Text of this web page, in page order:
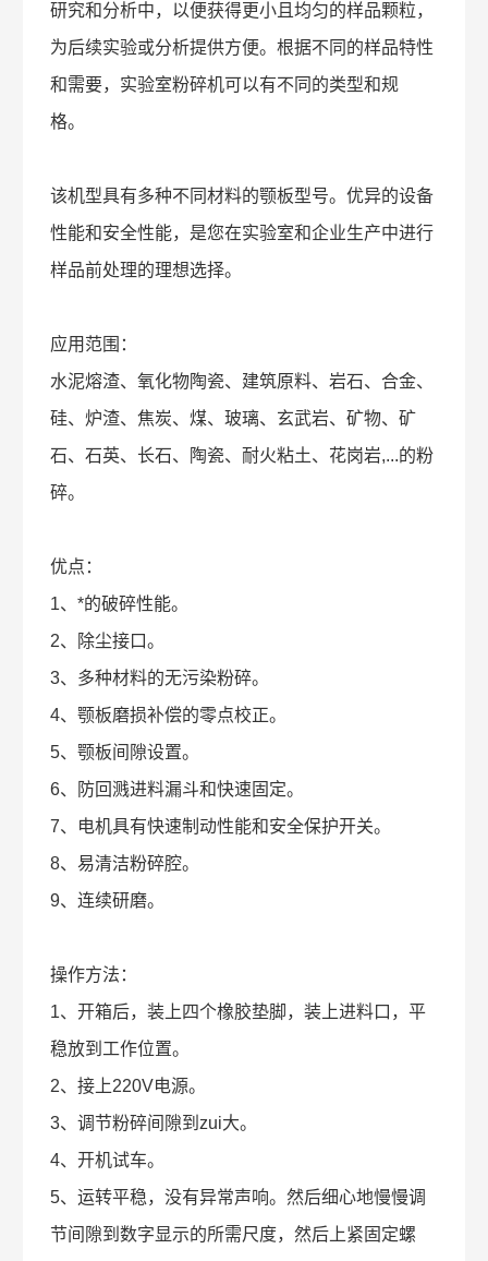
研究和分析中，以便获得更小且均匀的样品颗粒，
为后续实验或分析提供方便。根据不同的样品特性
和需要，实验室粉碎机可以有不同的类型和规
格。
该机型具有多种不同材料的颚板型号。优异的设备
性能和安全性能，是您在实验室和企业生产中进行
样品前处理的理想选择。
应用范围：
水泥熔渣、氧化物陶瓷、建筑原料、岩石、合金、
硅、炉渣、焦炭、煤、玻璃、玄武岩、矿物、矿
石、石英、长石、陶瓷、耐火粘土、花岗岩,...的粉
碎。
优点：
1、*的破碎性能。
2、除尘接口。
3、多种材料的无污染粉碎。
4、颚板磨损补偿的零点校正。
5、颚板间隙设置。
6、防回溅进料漏斗和快速固定。
7、电机具有快速制动性能和安全保护开关。
8、易清洁粉碎腔。
9、连续研磨。
操作方法：
1、开箱后，装上四个橡胶垫脚，装上进料口，平
稳放到工作位置。
2、接上220V电源。
3、调节粉碎间隙到zui大。
4、开机试车。
5、运转平稳，没有异常声响。然后细心地慢慢调
节间隙到数字显示的所需尺度，然后上紧固定螺